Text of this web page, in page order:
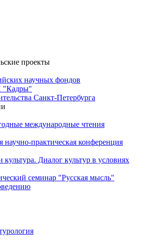
проекты
научных фондов
"Кадры"
Санкт-Петербурга
международные чтения
научно-практическая конференция
Диалог культур в условиях
семинар "Русская мысль"